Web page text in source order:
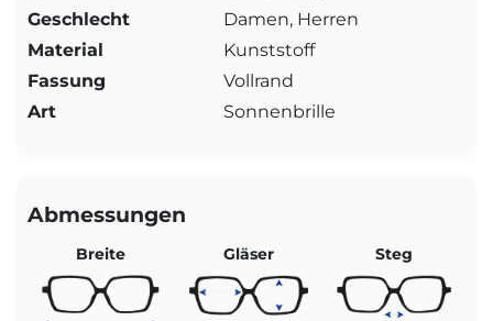
Geschlecht
Damen, Herren
Material
Kunststoff
Fassung
Vollrand
Art
Sonnenbrille
Abmessungen
Breite Gläser Steg